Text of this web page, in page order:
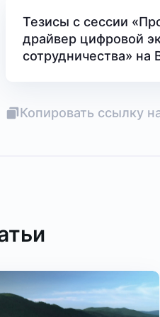
Тезисы с сессии
драйвер цифровой
сотрудничества» на
Копировать ссылку